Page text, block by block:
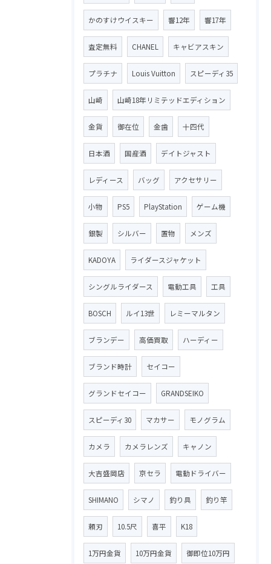
かのすけウイスキー 響12年 響17年
査定無料 CHANEL キャビアスキン
プラチナ Louis Vuitton スピーディ35
山崎 山崎18年リミテッドエディション
金貨 御在位 金歯 十四代
日本酒 国産酒 デイトジャスト
レディース バッグ アクセサリー
小物 PS5 PlayStation ゲーム機
銀製 シルバー 置物 メンズ
KADOYA ライダースジャケット
シングルライダース 電動工具 工具
BOSCH ルイ13世 レミーマルタン
ブランデー 高価買取 ハーディー
ブランド時計 セイコー
グランドセイコー GRANDSEIKO
スピーディ30 マカサー モノグラム
カメラ カメラレンズ キャノン
大吉盛岡店 京セラ 電動ドライバー
SHIMANO シマノ 釣り具 釣り竿
頼刃 10.5尺 喜平 K18
1万円金貨 10万円金貨 御即位10万円